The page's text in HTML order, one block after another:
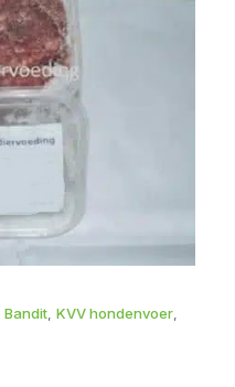
Bandit, KVV hondenvoer,